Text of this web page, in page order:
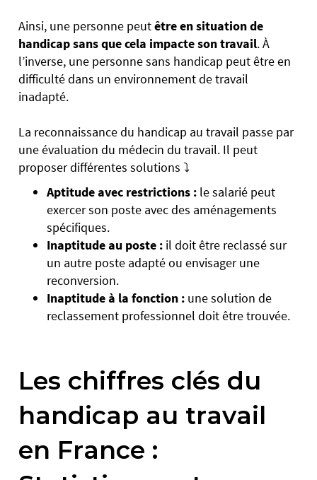
Ainsi, une personne peutêtre en situation de
handicapsans que cela impacte son travail. À
l’inverse, une personne sans handicap peut être en
difficulté dans un environnement de travail
inadapté.
La reconnaissance du handicap au travail passe par
une évaluation du médecin du travail. Il peut
proposer différentes solutions ⤵️
Aptitude avec restrictions : le salarié peut
exercer son poste avec des aménagements
spécifiques.
Inaptitude au poste : il doit être reclassé sur
un autre poste adapté ou envisager une
reconversion.
Inaptitude à la fonction : une solution de
reclassement professionnel doit être trouvée.
Les chiffres clés du
handicap au travail
en France :